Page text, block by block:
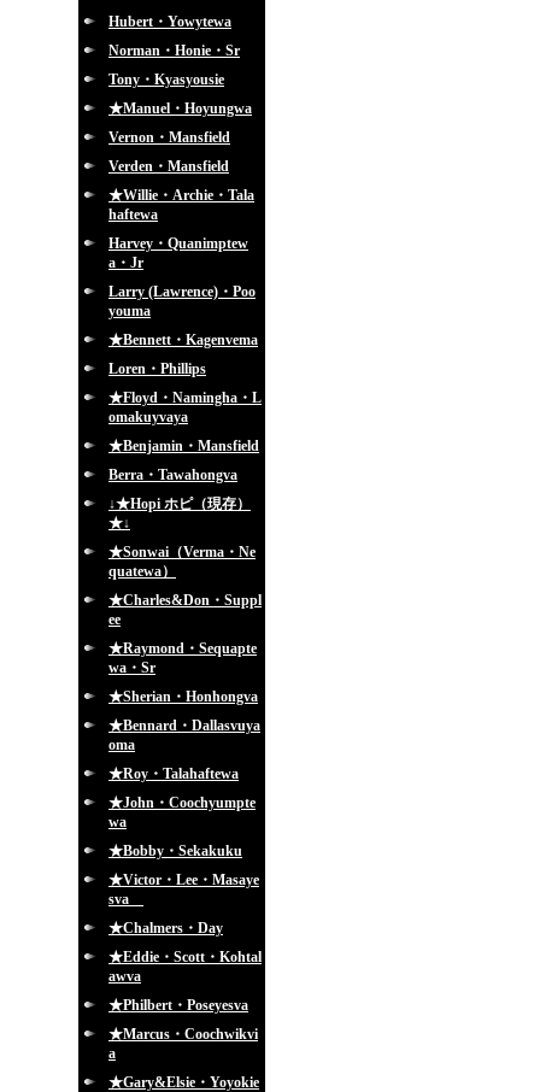
Hubert・Yowytewa
Norman・Honie・Sr
Tony・Kyasyousie
★Manuel・Hoyungwa
Vernon・Mansfield
Verden・Mansfield
★Willie・Archie・Tala
haftewa
Harvey・Quanimptew
a・Jr
Larry (Lawrence)・Poo
youma
★Bennett・Kagenvema
Loren・Phillips
★Floyd・Namingha・L
omakuyvaya
★Benjamin・Mansfield
Berra・Tawahongva
↓★Hopi ホピ（現存）
★↓
★Sonwai（Verma・Ne
quatewa）
★Charles&Don・Suppl
ee
★Raymond・Sequapte
wa・Sr
★Sherian・Honhongva
★Bennard・Dallasvuya
oma
★Roy・Talahaftewa
★John・Coochyumpte
wa
★Bobby・Sekakuku
★Victor・Lee・Masaye
sva
★Chalmers・Day
★Eddie・Scott・Kohtal
awva
★Philbert・Poseyesva
★Marcus・Coochwikvi
a
★Gary&Elsie・Yoyokie